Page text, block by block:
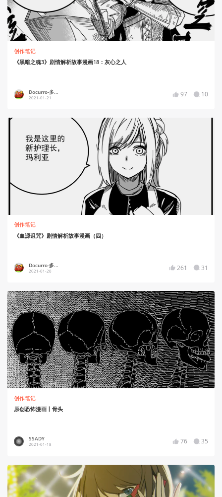
创作笔记
《黑暗之魂3》剧情解析故事漫画18：灰心之人
Docurro-多...
2021-01-21 97 10
创作笔记
《血源诅咒》剧情解析故事漫画（四）
Docurro-多...
2021-01-20 261 31
创作笔记
原创恐怖漫画丨骨头
SSADY
2021-01-18 76 35